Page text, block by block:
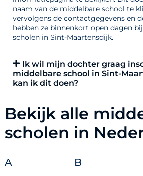
naam van de middelbare school te
vervolgens de contactgegevens en
hebben ze binnenkort open dagen
scholen in Sint-Maartensdijk.
Ik wil mijn dochter graag
middelbare school in Sint-
kan ik dit doen?
Bekijk alle
scholen in
A B